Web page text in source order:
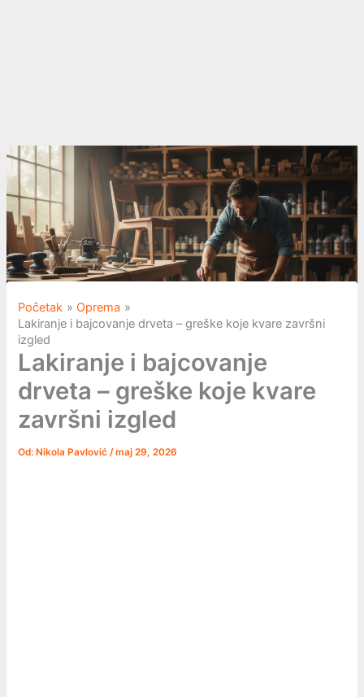
Početak
Oprema
Lakiranje i bajcovanje drveta – greške koje kvare završni
izgled
Lakiranje i bajcovanje
drveta – greške koje kvare
završni izgled
Od: Nikola Pavlović/maj 29, 2026